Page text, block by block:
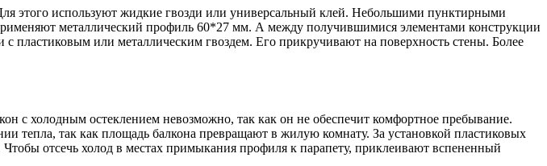
этого используют жидкие гвозди или универсальный клей. Небольшими пунктирными
металлический профиль 60*27 мм. А между получившимися элементами конструкции
пластиковым или металлическим гвоздем. Его прикручивают на поверхность стены. Более
с холодным остеклением невозможно, так как он не обеспечит комфортное пребывание.
тепла, так как площадь балкона превращают в жилую комнату. За установкой пластиковых
отсечь холод в местах примыкания профиля к парапету, приклеивают вспененный